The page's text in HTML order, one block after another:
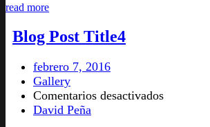
read more
Blog Post Title4
febrero 7, 2016
Gallery
Comentarios desactivadosen
David Peña